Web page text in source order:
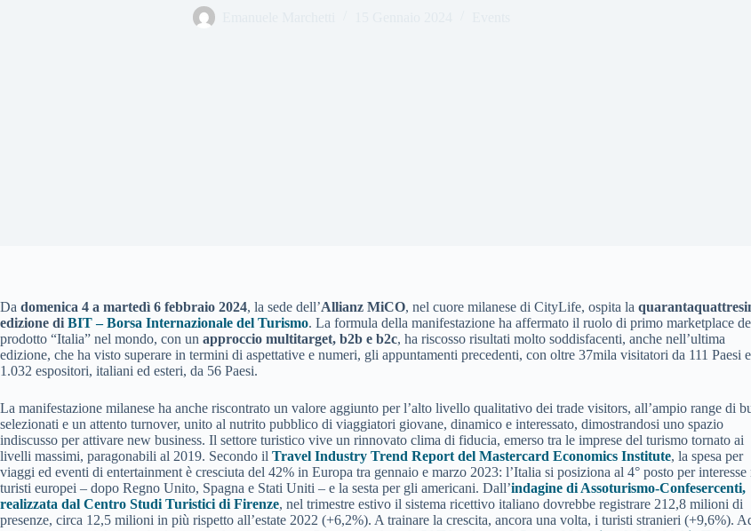
Da domenica 4 a martedì 6 febbraio 2024, la sede dell’Allianz MiCO, nel cuore milanese di CityLife, ospita la
edizione di BIT – Borsa Internazionale del Turismo. La formula della manifestazione ha affermato il ruolo di primo marketplace
prodotto “Italia” nel mondo, con un approccio multitarget, b2b e b2c, ha riscosso risultati molto soddisfacenti, anche nell’ultima
edizione, che ha visto superare in termini di aspettative e numeri, gli appuntamenti precedenti, con oltre 37mila visitatori da 111 Paesi e
1.032 espositori, italiani ed esteri, da 56 Paesi.
La manifestazione milanese ha anche riscontrato un valore aggiunto per l’alto livello qualitativo dei trade visitors, all’ampio range di
selezionati e un attento turnover, unito al nutrito pubblico di viaggiatori giovane, dinamico e interessato, dimostrandosi uno spazio
indiscusso per attivare new business. Il settore turistico vive un rinnovato clima di fiducia, emerso tra le imprese del turismo tornato ai
livelli massimi, paragonabili al 2019. Secondo il Travel Industry Trend Report del Mastercard Economics Institute, la spesa per
viaggi ed eventi di entertainment è cresciuta del 42% in Europa tra gennaio e marzo 2023: l’Italia si posiziona al 4° posto per interesse
turisti europei – dopo Regno Unito, Spagna e Stati Uniti – e la sesta per gli americani. Dall’indagine di Assoturismo-Confesercenti,
realizzata dal Centro Studi Turistici di Firenze, nel trimestre estivo il sistema ricettivo italiano dovrebbe registrare 212,8 milioni di
presenze, circa 12,5 milioni in più rispetto all’estate 2022 (+6,2%). A trainare la crescita, ancora una volta, i turisti stranieri (+9,6%).